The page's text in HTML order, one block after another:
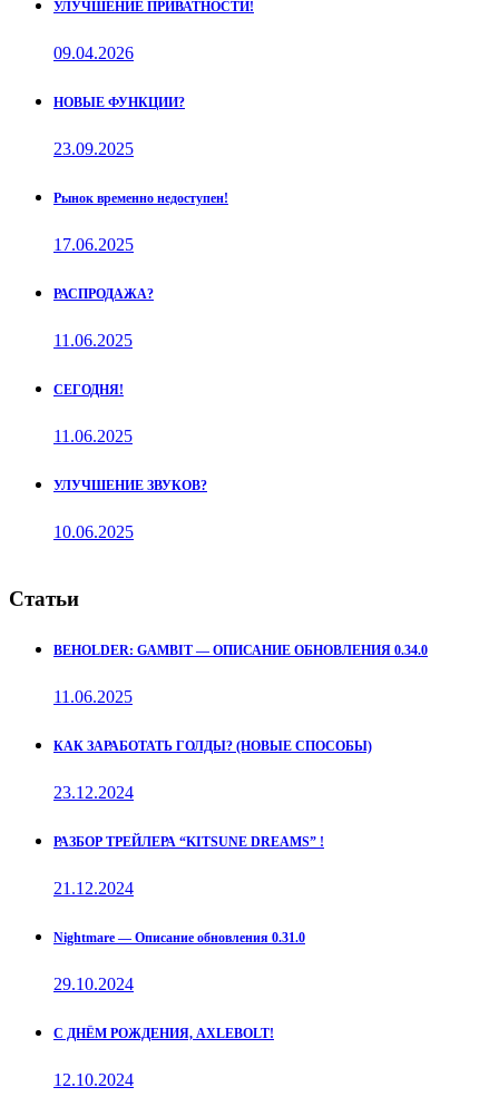
УЛУЧШЕНИЕ ПРИВАТНОСТИ!
09.04.2026
НОВЫЕ ФУНКЦИИ?
23.09.2025
Рынок временно недоступен!
17.06.2025
РАСПРОДАЖА?
11.06.2025
СЕГОДНЯ!
11.06.2025
УЛУЧШЕНИЕ ЗВУКОВ?
10.06.2025
Статьи
BEHOLDER: GAMBIT — ОПИСАНИЕ ОБНОВЛЕНИЯ 0.34.0
11.06.2025
КАК ЗАРАБОТАТЬ ГОЛДЫ? (НОВЫЕ СПОСОБЫ)
23.12.2024
РАЗБОР ТРЕЙЛЕРА “KITSUNE DREAMS” !
21.12.2024
Nightmare — Описание обновления 0.31.0
29.10.2024
С ДНЁМ РОЖДЕНИЯ, AXLEBOLT!
12.10.2024